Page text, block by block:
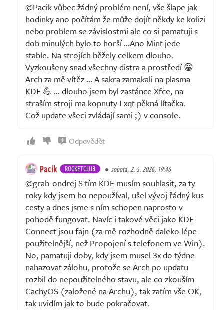
@Pacik vůbec žádný problém není, vše šlape jak
hodinky ano počítám že může dojít někdy ke kolizi
nebo problem se závislostmi ale co si pamatuji s
dob minulých bylo to horší …Ano Mint jede
stable. Na strojích běžely celkem dlouho.
Vyzkoušeny snad všechny distra a prostředí 😀
Arch za mě vítěz … A sakra zamakali na plasma
KDE 💪 … dlouho jsem byl zastánce Xfce, na
straším stroji ma kopnuty Lxqt pěkná lítačka.
Což update všeci zvládají sami ;) v console.
Odpovědět
Pacik ROCKETCLUB sobota, 2. 5. 2026, 19:46
@grab-ondrej S tím KDE musím souhlasit, za ty
roky kdy jsem ho nepoužíval, ušel vývoj řádný kus
cesty a dnes jsme s ním schopen naprosto v
pohodě fungovat. Navíc i takové věci jako KDE
Connect jsou fajn (za mě rozhodně daleko lépe
použitelnější, než Propojení s telefonem ve Win).
No, pamatuji doby, kdy jsem musel 3x do týdne
nahazovat zálohu, protože se Arch po updatu
rozbil do nepoužitelného stavu, ale co zkouším
CachyOS (založené na Archu), tak zatím vše OK,
tak uvidím jak to bude pokračovat.